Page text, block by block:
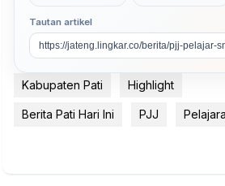
Tautan artikel
Kabupaten Pati Highlight
Berita Pati Hari Ini PJJ